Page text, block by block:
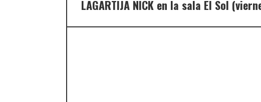
LAGARTIJA NICK en la sala El Sol